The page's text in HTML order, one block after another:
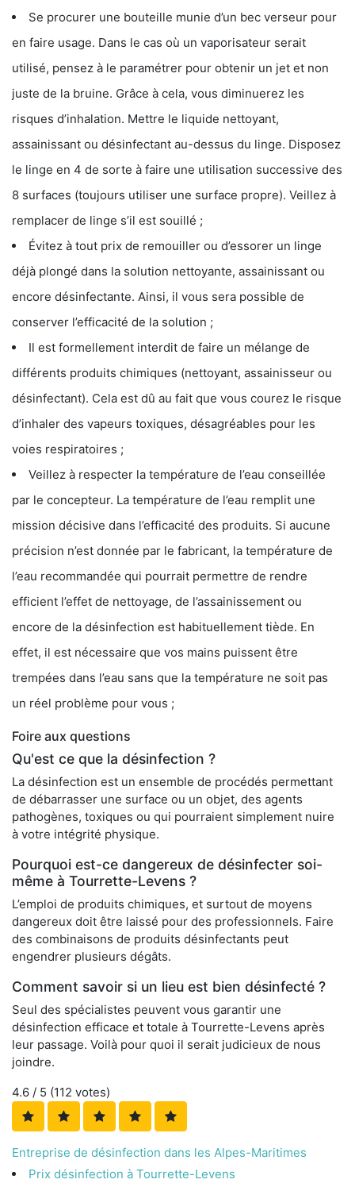
Se procurer une bouteille munie d’un bec verseur pour
en faire usage. Dans le cas où un vaporisateur serait
utilisé, pensez à le paramétrer pour obtenir un jet et non
juste de la bruine. Grâce à cela, vous diminuerez les
risques d’inhalation. Mettre le liquide nettoyant,
assainissant ou désinfectant au-dessus du linge. Disposez
le linge en 4 de sorte à faire une utilisation successive des
8 surfaces (toujours utiliser une surface propre). Veillez à
remplacer de linge s’il est souillé ;
Évitez à tout prix de remouiller ou d’essorer un linge
déjà plongé dans la solution nettoyante, assainissant ou
encore désinfectante. Ainsi, il vous sera possible de
conserver l’efficacité de la solution ;
Il est formellement interdit de faire un mélange de
différents produits chimiques (nettoyant, assainisseur ou
désinfectant). Cela est dû au fait que vous courez le risque
d’inhaler des vapeurs toxiques, désagréables pour les
voies respiratoires ;
Veillez à respecter la température de l’eau conseillée
par le concepteur. La température de l’eau remplit une
mission décisive dans l’efficacité des produits. Si aucune
précision n’est donnée par le fabricant, la température de
l’eau recommandée qui pourrait permettre de rendre
efficient l’effet de nettoyage, de l’assainissement ou
encore de la désinfection est habituellement tiède. En
effet, il est nécessaire que vos mains puissent être
trempées dans l’eau sans que la température ne soit pas
un réel problème pour vous ;
Foire aux questions
Qu'est ce que la désinfection ?
La désinfection est un ensemble de procédés permettant
de débarrasser une surface ou un objet, des agents
pathogènes, toxiques ou qui pourraient simplement nuire
à votre intégrité physique.
Pourquoi est-ce dangereux de désinfecter soi-
même à Tourrette-Levens ?
L’emploi de produits chimiques, et surtout de moyens
dangereux doit être laissé pour des professionnels. Faire
des combinaisons de produits désinfectants peut
engendrer plusieurs dégâts.
Comment savoir si un lieu est bien désinfecté ?
Seul des spécialistes peuvent vous garantir une
désinfection efficace et totale à Tourrette-Levens après
leur passage. Voilà pour quoi il serait judicieux de nous
joindre.
4.6 / 5 (112 votes)
Entreprise de désinfection dans les Alpes-Maritimes
Prix désinfection à Tourrette-Levens